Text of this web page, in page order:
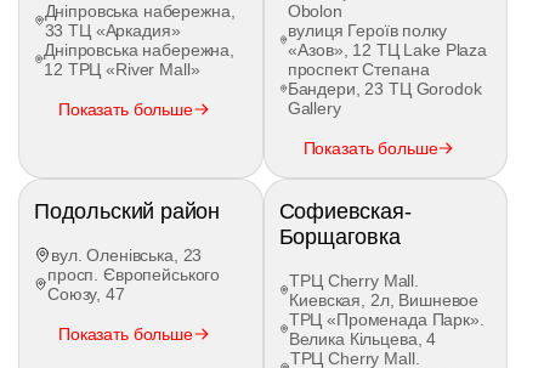
Минимальная
20 часов
вождения
19 000
город,
отработка
Эконом
30 часов
вождения
28 500
обучение,
изучение
40 часов
Полный
Дніпровська набережна,
33 ТЦ «Аркадия»
Дніпровська набережна,
12 ТРЦ «River Mall»
Показать больше
Obolon
вулиця Героїв полку
«Азов», 12 ТЦ Lake Plaza
проспект Степана
Бандери, 23 ТЦ Gorodok
Gallery
Показать больше
Подольский район
вул. Оленівська, 23
просп. Європейського
Союзу, 47
Показать больше
Софиевская-
Борщаговка
ТРЦ Cherry Mall.
Киевская, 2л, Вишневое
ТРЦ «Променада Парк».
Велика Кільцева, 4
ТРЦ Cherry Mall.